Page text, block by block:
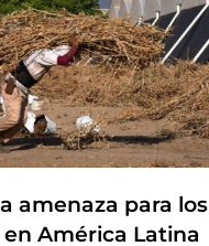
amenaza para los
América Latina